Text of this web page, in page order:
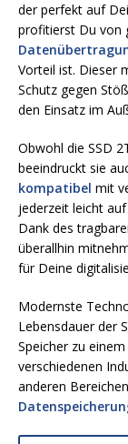
der perfekt auf
profitierst Du von
Vorteil ist. Dieser
Schutz gegen
den Einsatz im
Obwohl die SSD
beeindruckt sie
kompatibel mit
jederzeit leicht
Dank des
überallhin
für Deine
Modernste
Lebensdauer der
Speicher zu
verschiedenen
anderen